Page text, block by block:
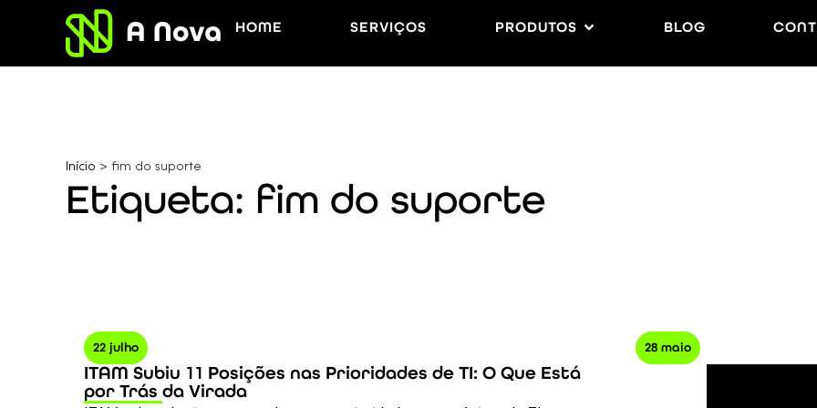
HOME SERVIÇOS PRODUTOS BLOG
Início > fim do suporte
Etiqueta: fim do suporte
22 julho
ITAM Subiu 11 Posições nas Prioridades de TI: O Que Está
por Trás da Virada
28 maio